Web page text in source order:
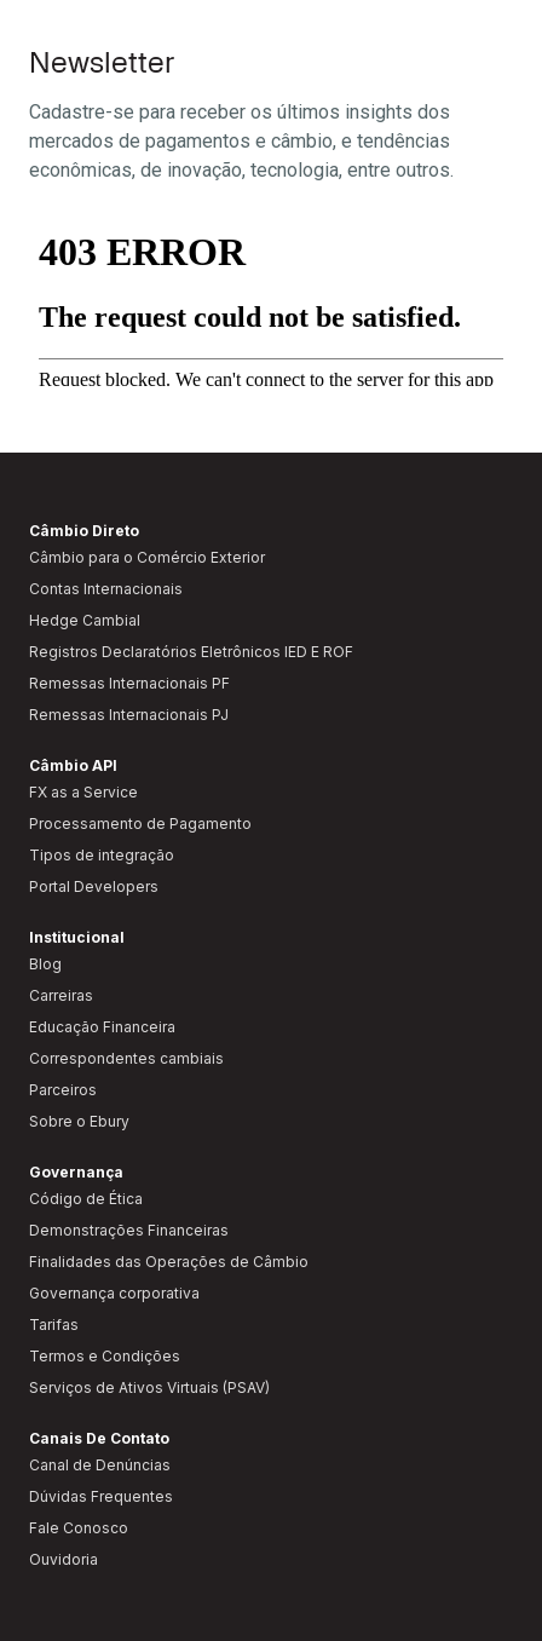
Newsletter
Cadastre-se para receber os últimos insights dos
mercados de pagamentos e câmbio, e tendências
econômicas, de inovação, tecnologia, entre outros.
Câmbio Direto
Câmbio para o Comércio Exterior
Contas Internacionais
Hedge Cambial
Registros Declaratórios Eletrônicos IED E ROF
Remessas Internacionais PF
Remessas Internacionais PJ
Câmbio API
FX as a Service
Processamento de Pagamento
Tipos de integração
Portal Developers
Institucional
Blog
Carreiras
Educação Financeira
Correspondentes cambiais
Parceiros
Sobre o Ebury
Governança
Código de Ética
Demonstrações Financeiras
Finalidades das Operações de Câmbio
Governança corporativa
Tarifas
Termos e Condições
Serviços de Ativos Virtuais (PSAV)
Canais De Contato
Canal de Denúncias
Dúvidas Frequentes
Fale Conosco
Ouvidoria